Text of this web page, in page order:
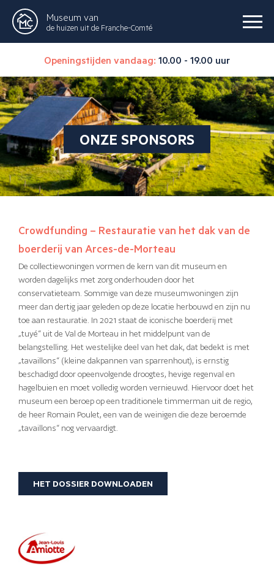
Museum van
de huizen uit de Franche-Comté
Openingstijden vandaag: 10.00 - 19.00 uur
ONZE SPONSORS
Crowdfunding – Restauratie van het dak van de
boerderij van Arces-de-Morteau
De collectiewoningen vormen de kern van dit museum en
worden dagelijks met zorg onderhouden door het
conservatieteam. Sommige van deze museumwoningen zijn
meer dan dertig jaar geleden op deze locatie herbouwd en zijn nu
toe aan restauratie. In 2021 staat de iconische boerderij met
„tuyé“ uit de Val de Morteau in het middelpunt van de
belangstelling. Het westelijke deel van het dak, dat bedekt is met
„tavaillons“ (kleine dakpannen van sparrenhout), is ernstig
beschadigd door opeenvolgende droogtes, hevige regenval en
hagelbuien en moet volledig worden vernieuwd. Hiervoor doet het
museum een beroep op een traditionele timmerman uit de regio,
de heer Romain Poulet, een van de weinigen die deze beroemde
„tavaillons“ nog vervaardigt.
HET DOSSIER DOWNLOADEN